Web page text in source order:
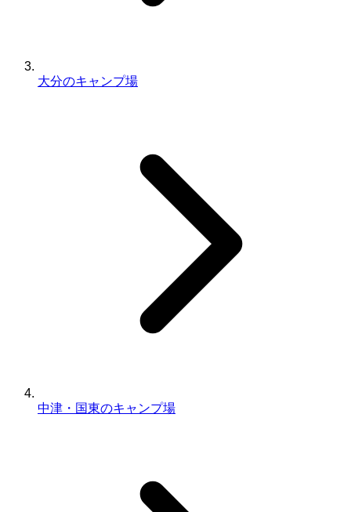
大分のキャンプ場
中津・国東のキャンプ場